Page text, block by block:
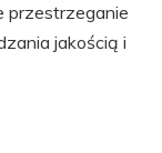
przestrzeganie
jakością i